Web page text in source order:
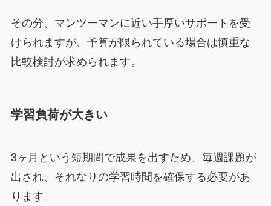
その分、マンツーマンに近い手厚いサポートを受
けられますが、予算が限られている場合は慎重な
比較検討が求められます。
学習負荷が大きい
3ヶ月という短期間で成果を出すため、毎週課題が
出され、それなりの学習時間を確保する必要があ
ります。